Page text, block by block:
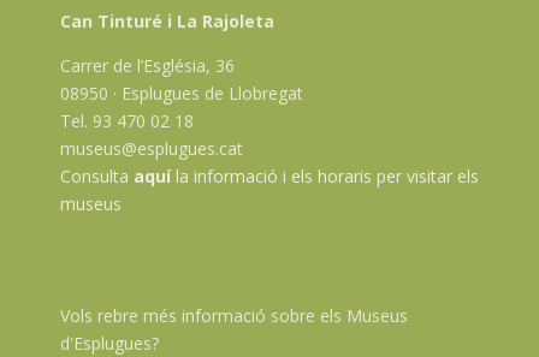
Can Tinturé i La Rajoleta
Carrer de l’Església, 36
08950 · Esplugues de Llobregat
Tel. 93 470 02 18
museus@esplugues.cat
Consulta aquíla informació i els horaris per visitar els
museus
Vols rebre més informació sobre els Museus
d'Esplugues?